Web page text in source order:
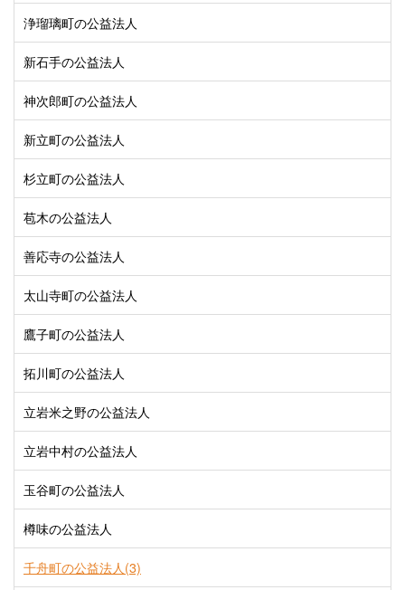
浄瑠璃町の公益法人
新石手の公益法人
神次郎町の公益法人
新立町の公益法人
杉立町の公益法人
苞木の公益法人
善応寺の公益法人
太山寺町の公益法人
鷹子町の公益法人
拓川町の公益法人
立岩米之野の公益法人
立岩中村の公益法人
玉谷町の公益法人
樽味の公益法人
千舟町の公益法人(3)